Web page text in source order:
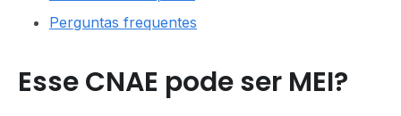
Perguntas frequentes
Esse CNAE pode ser MEI?